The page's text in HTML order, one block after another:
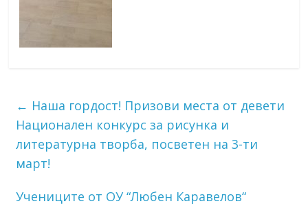
← Наша гордост! Призови места от девети
Национален конкурс за рисунка и
литературна творба, посветен на 3-ти
март!
Учениците от ОУ “Любен Каравелов“